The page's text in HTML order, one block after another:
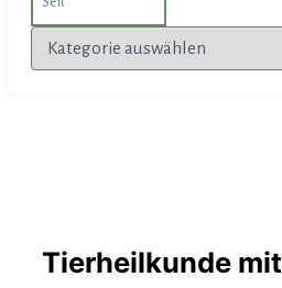
for:
Kategorien
Tierheilkunde